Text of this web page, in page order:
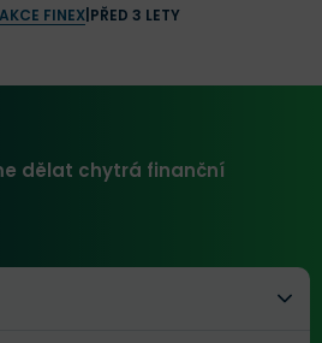
FINEX| PŘED 3 LETY
dělat chytrá finanční